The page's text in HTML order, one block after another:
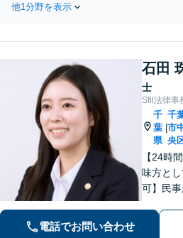
能。弁護士費
他1分野を表示
石田
士
Sfil法律事
千
葉
県
千
市
央
【24時
味方と
可】民事
タル証
カー兼
電話でお問い合わせ